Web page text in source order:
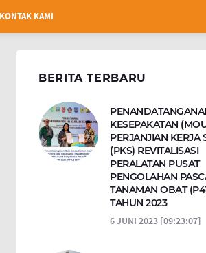
KONTAK KAMI
BERITA TERBARU
KESEPAKATAN
PERJANJIAN KERJA
(PKS) REVITALISASI
PERALATAN PUSAT
PENGOLAHAN
TANAMAN OBAT
TAHUN 2023
6 JUNI 2023 [09:23:07]